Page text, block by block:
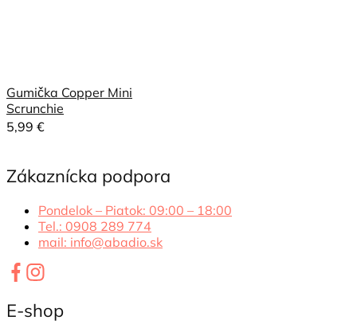
Gumička Copper Mini
Scrunchie
5,99 €
Zákaznícka podpora
Pondelok – Piatok: 09:00 – 18:00
Tel.: 0908 289 774
mail: info@abadio.sk
E-shop